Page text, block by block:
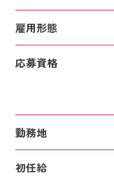
雇用形態
応募資格
勤務地
初任給